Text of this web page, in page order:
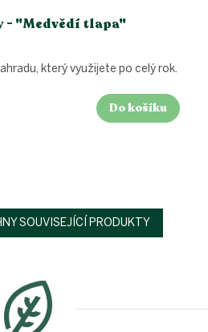
- "Medvědí tlapa"
Do košíku
který využijete po celý rok.
SOUVISEJÍCÍ PRODUKTY